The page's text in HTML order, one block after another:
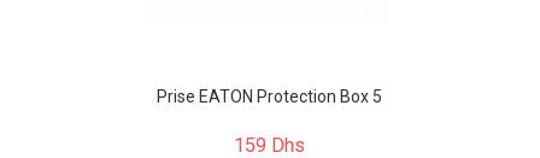
Prise EATON Protection Box 5
159 Dhs